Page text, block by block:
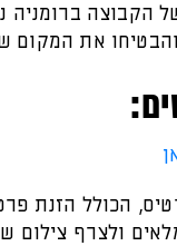
הקבוצה ברומניה
את המקום
הכולל הזנת
ולצרף צילום